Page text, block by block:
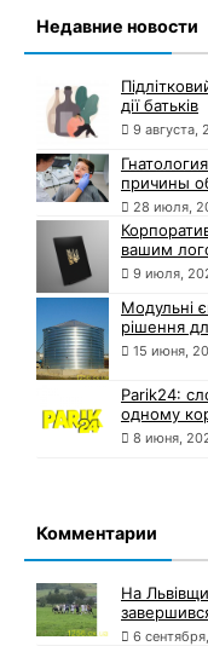
Недавние новости
дії батьків
9 августа,
причины
28 июля,
вашим
9 июля,
Модульні
рішення
15 июня,
Parik24:
одному
8 июня,
Комментарии
На
6